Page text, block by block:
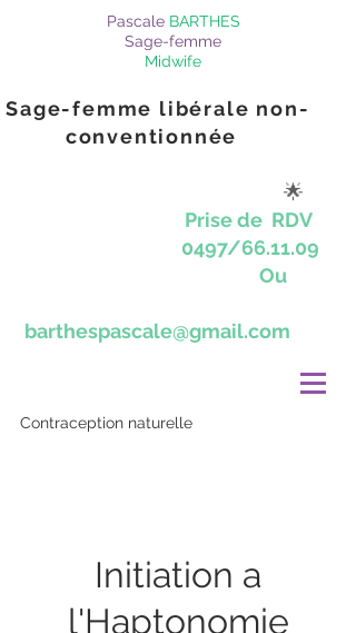
Pascale BARTHES
Sage-femme
Midwife
Sage-femme libérale non-
conventionnée
🌟
Prise de RDV
66.11.09
Ou
barthespascale@gmail.com
Contraception naturelle
Tarifs & rendez-vous
Initiation a
l'Haptonomie